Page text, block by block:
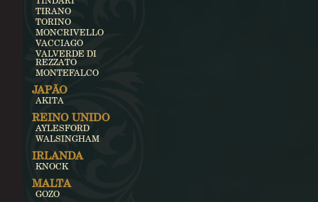
TIRANO
TORINO
MONCRIVELLO
VACCIAGO
VALVERDE DI
REZZATO
MONTEFALCO
JAPÃO
AKITA
REINO UNIDO
AYLESFORD
WALSINGHAM
IRLANDA
KNOCK
MALTA
GOZO